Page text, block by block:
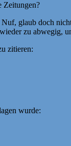
Zeitungen?
glaub doch
zu abwegig,
zitieren:
wurde: